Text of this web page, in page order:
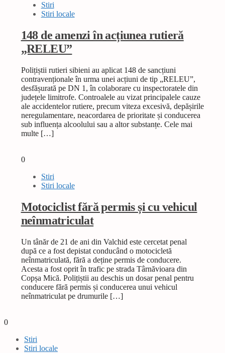
Stiri
Stiri locale
148 de amenzi în acțiunea rutieră
„RELEU”
Polițiștii rutieri sibieni au aplicat 148 de sancțiuni
contravenționale în urma unei acțiuni de tip „RELEU”,
desfășurată pe DN 1, în colaborare cu inspectoratele din
județele limitrofe. Controalele au vizat principalele cauze
ale accidentelor rutiere, precum viteza excesivă, depășirile
neregulamentare, neacordarea de prioritate și conducerea
sub influența alcoolului sau a altor substanțe. Cele mai
multe […]
0
Stiri
Stiri locale
Motociclist fără permis și cu vehicul
neînmatriculat
Un tânăr de 21 de ani din Valchid este cercetat penal
după ce a fost depistat conducând o motocicletă
neînmatriculată, fără a deține permis de conducere.
Acesta a fost oprit în trafic pe strada Târnăvioara din
Copșa Mică. Polițiștii au deschis un dosar penal pentru
conducere fără permis și conducerea unui vehicul
neînmatriculat pe drumurile […]
0
Stiri
Stiri locale